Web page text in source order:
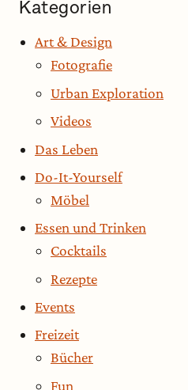
Kategorien
Art & Design
Fotografie
Urban Exploration
Videos
Das Leben
Do-It-Yourself
Möbel
Essen und Trinken
Cocktails
Rezepte
Events
Freizeit
Bücher
Fun